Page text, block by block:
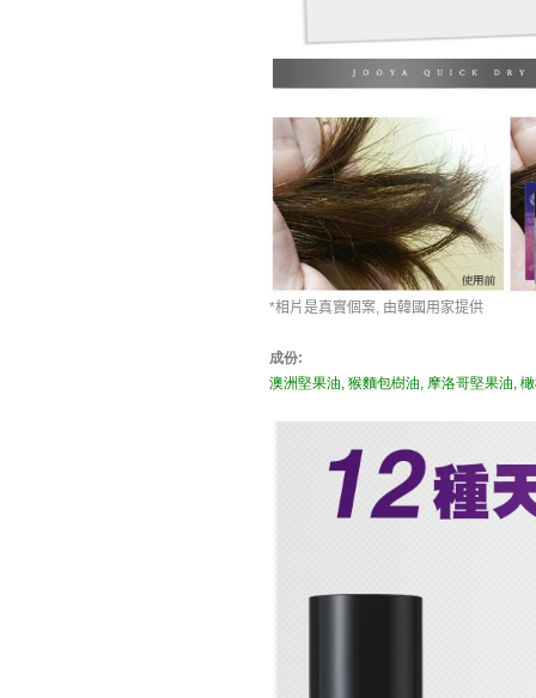
*相片是真實個案, 由韓國用家提供
成份:
澳洲堅果油, 猴麵包樹油, 摩洛哥堅果油,